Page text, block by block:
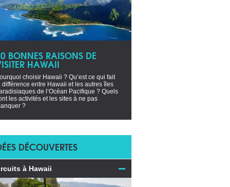
BONNES RAISONS DE
HAWAII
choisir Hawaii ? Qu’est ce qui fait
différence entre Hawaii et les autres îles
de l’Océan Pacifique ? Quels
les activités et les sites à ne pas
?
DÉCOUVERTES
à Hawaii